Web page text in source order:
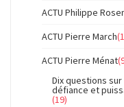
ACTU Philippe
ACTU Pierre March
ACTU Pierre Ménat
Dix questions
défiance et
(19)